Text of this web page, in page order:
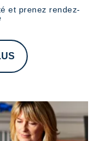
et prenez rendez-